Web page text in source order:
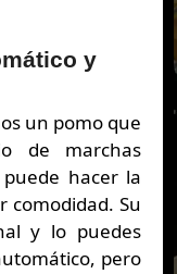
y
un pomo que
de marchas
hacer la
comodidad. Su
y lo puedes
pero